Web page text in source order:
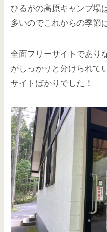
ひるがの高原キャンプ場
多いのでこれからの季節
全面フリーサイトであり
がしっかりと分けられて
サイトばかりでした！